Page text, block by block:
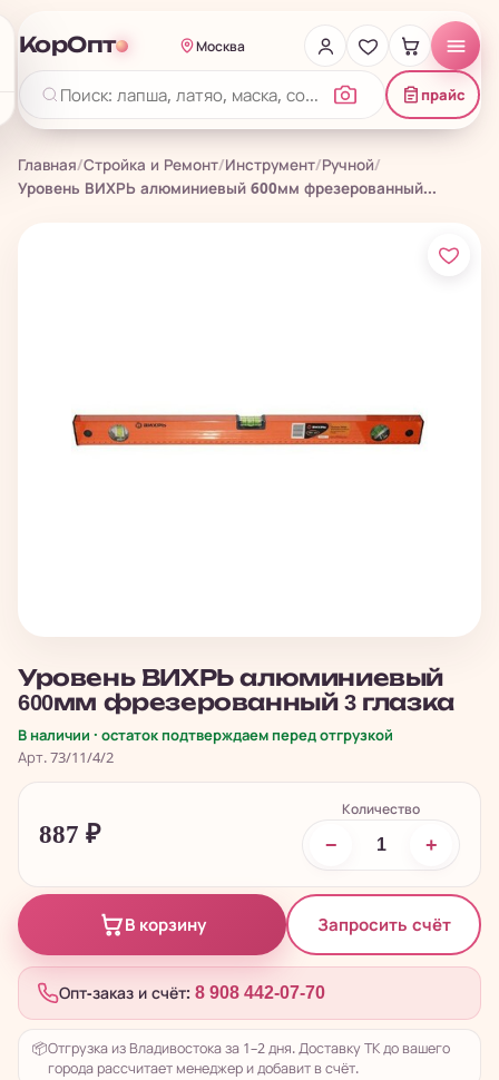
КорОпт Москва
прайс
Главная/Стройка и Ремонт/Инструмент/Ручной/
Уровень ВИХРЬ алюминиевый 600мм фрезерованный...
Уровень ВИХРЬ алюминиевый
600мм фрезерованный 3 глазка
В наличии · остаток подтверждаем перед отгрузкой
Арт. 73/11/4/2
887 ₽
Количество
− +
В корзину Запросить счёт
Опт-заказ и счёт: 8 908 442-07-70
📦Отгрузка из Владивостока за 1–2 дня. Доставку ТК до вашего
города рассчитает менеджер и добавит в счёт.